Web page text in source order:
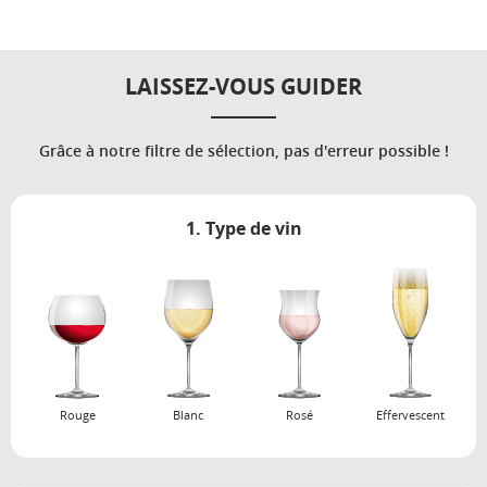
LAISSEZ-VOUS GUIDER
Grâce à notre filtre de sélection, pas d'erreur possible !
1. Type de vin
Rouge Blanc Rosé Effervescent